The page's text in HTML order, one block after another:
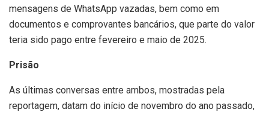
mensagens de WhatsApp vazadas, bem como em
documentos e comprovantes bancários, que parte do valor
teria sido pago entre fevereiro e maio de 2025.
Prisão
As últimas conversas entre ambos, mostradas pela
reportagem, datam do início de novembro do ano passado,